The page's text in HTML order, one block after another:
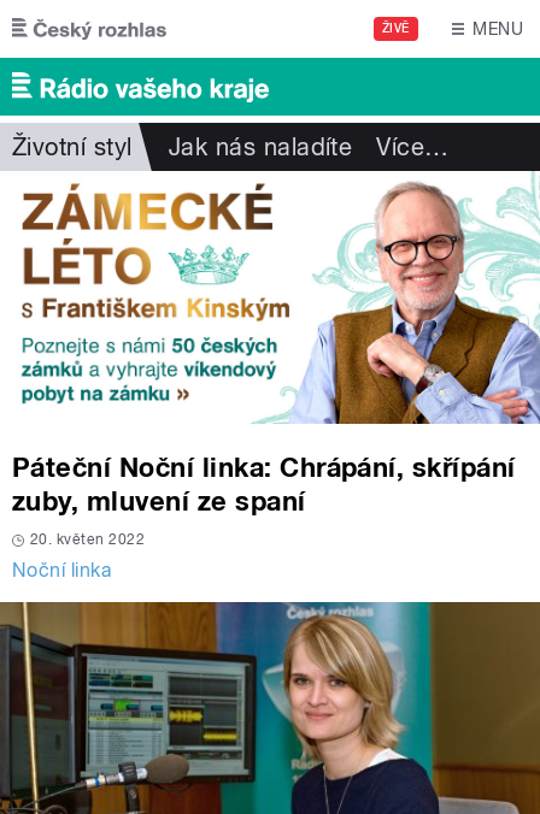
Přejít k hlavnímu obsahu
ŽIVĚ MENU
Životní styl Jak nás naladíte Více…
Páteční Noční linka: Chrápání, skřípání
zuby, mluvení ze spaní
20. květen 2022
Noční linka